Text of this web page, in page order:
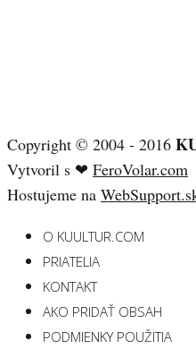
Copyright © 2004 - 2016
Vytvoril s ❤ FeroVolar.com
Hostujeme na
O KUULTUR.COM
PRIATELIA
KONTAKT
AKO PRIDAŤ OBSAH
PODMIENKY POUŽITIA